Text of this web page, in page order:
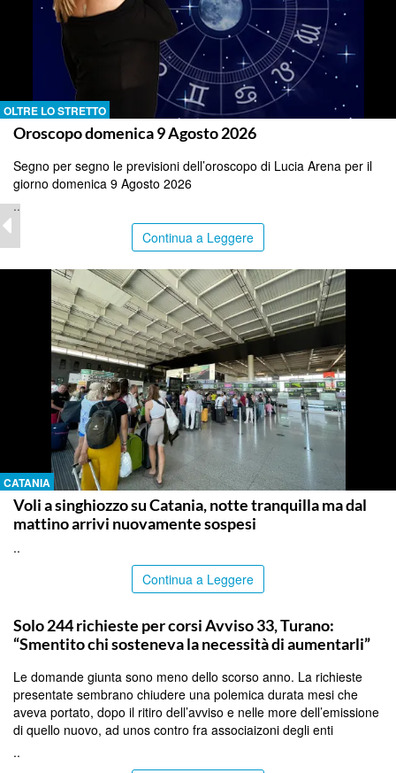
OLTRE LO STRETTO
Oroscopo domenica 9 Agosto 2026
Segno per segno le previsioni dell’oroscopo di Lucia Arena per il
giorno domenica 9 Agosto 2026
..
Continua a Leggere
CATANIA
Voli a singhiozzo su Catania, notte tranquilla ma dal
mattino arrivi nuovamente sospesi
..
Continua a Leggere
Solo 244 richieste per corsi Avviso 33, Turano:
“Smentito chi sosteneva la necessità di aumentarli”
Le domande giunta sono meno dello scorso anno. La richieste
presentate sembrano chiudere una polemica durata mesi che
aveva portato, dopo il ritiro dell’avviso e nelle more dell’emissione
di quello nuovo, ad unos contro fra associaizoni degli enti
..